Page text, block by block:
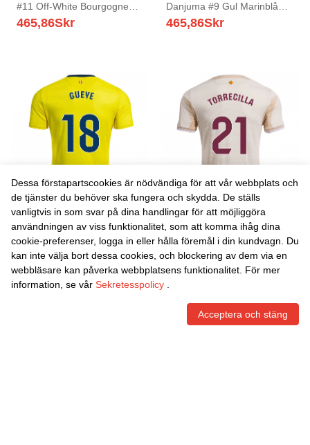
#11 Off-White Bourgogne
Bortatröja Matchtröjor
465,86Skr
Danjuma #9 Gul Marinblå
Hemmatröja Matchtröjor
465,86Skr
Danxen Män Pape Gueye
#18 Gul Marinblå
Hemmatröja Matchtröjor
2025/26 Tröjor T-Tröja
465,86Skr
Danxen Män Virginia
Torrecilla #21 Off-White
Bourgogne Bortatröja
Matchtröjor 2025/26 Tröjor
465,86Skr
Dessa förstapartscookies är nödvändiga för att vår webbplats och
de tjänster du behöver ska fungera och skydda. De ställs
vanligtvis in som svar på dina handlingar för att möjliggöra
användningen av viss funktionalitet, som att komma ihåg dina
cookie-preferenser, logga in eller hålla föremål i din kundvagn. Du
kan inte välja bort dessa cookies, och blockering av dem via en
webbläsare kan påverka webbplatsens funktionalitet. För mer
information, se vår Sekretesspolicy
Acceptera och stäng